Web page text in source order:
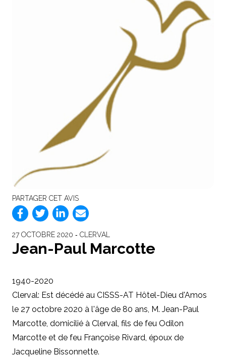
PARTAGER CET AVIS
27 OCTOBRE 2020 ‐ CLERVAL
Jean-Paul Marcotte
1940-2020
Clerval: Est décédé au CISSS-AT Hôtel-Dieu d'Amos
le 27 octobre 2020 à l'âge de 80 ans, M. Jean-Paul
Marcotte, domicilié à Clerval, fils de feu Odilon
Marcotte et de feu Françoise Rivard, époux de
Jacqueline Bissonnette.